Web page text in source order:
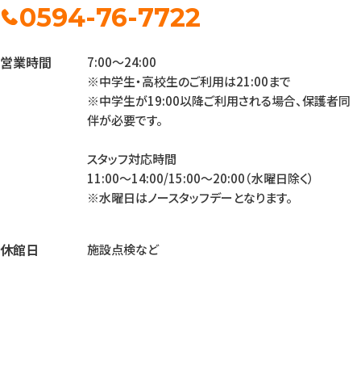
0594-76-7722
営業時間
7:00～24:00
※中学生・高校生のご利用は21:00まで
※中学生が19:00以降ご利用される場合、保護者同
伴が必要です。
スタッフ対応時間
11:00～14:00/15:00～20:00（水曜日除く）
※水曜日はノースタッフデーとなります。
休館日 施設点検など